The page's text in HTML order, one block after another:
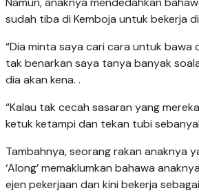
sudah tiba di Kemboja untuk bekerja
“Dia minta saya cari cara untuk bawa
tak benarkan saya tanya banyak
dia akan kena. .
“Kalau tak cecah sasaran yang
ketuk ketampi dan tekan tubi
Tambahnya, seorang rakan anaknya
‘Along’ memaklumkan bahawa
ejen pekerjaan dan kini bekerja